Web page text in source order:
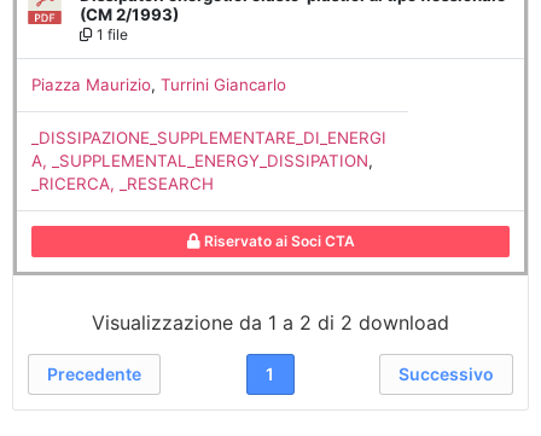
(CM 2/1993)
1 file
Piazza Maurizio, Turrini Giancarlo
_DISSIPAZIONE_SUPPLEMENTARE_DI_ENERGI
A, _SUPPLEMENTAL_ENERGY_DISSIPATION,
_RICERCA, _RESEARCH
Riservato ai Soci CTA
Visualizzazione da 1 a 2 di 2 download
Precedente 1 Successivo